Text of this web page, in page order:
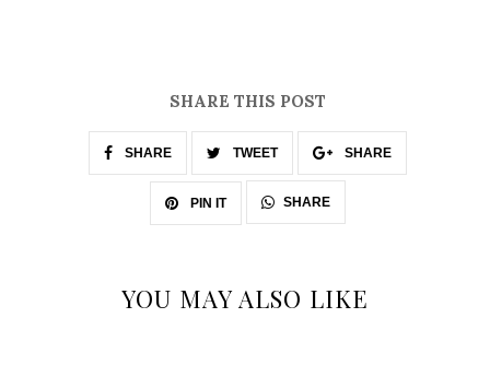
SHARE THIS POST
SHARE TWEET SHARE
PIN IT SHARE
YOU MAY ALSO LIKE